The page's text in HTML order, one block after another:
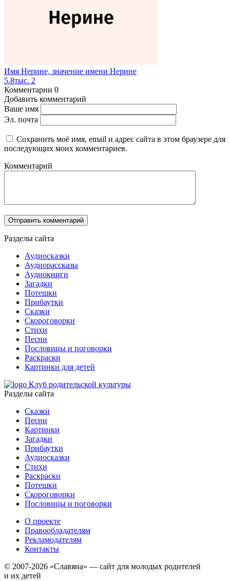
Имя Нерине, значение имени Нерине
5.8тыс. 2
Комментарии 0
Добавить комментарий
Ваше имя
Эл. почта
Сохранить моё имя, email и адрес сайта в этом браузере для
последующих моих комментариев.
Комментарий
Разделы сайта
Аудиосказки
Аудиорассказы
Аудиокниги
Загадки
Потешки
Прибаутки
Сказки
Скороговорки
Стихи
Песни
Пословицы и поговорки
Раскраски
Картинки для детей
Клуб родительской культуры
Разделы сайта
Сказки
Песни
Картинки
Загадки
Прибаутки
Аудиосказки
Стихи
Раскраски
Потешки
Скороговорки
Пословицы и поговорки
О проекте
Правообладателям
Рекламодателям
Контакты
© 2007-2026 «Славяна» — сайт для молодых родителей
и их детей